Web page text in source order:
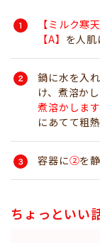
【ミルク寒天
【A】 を人肌
鍋に水を入
け、煮溶か
煮溶かします
にあてて粗
容器に②を
ちょっといい